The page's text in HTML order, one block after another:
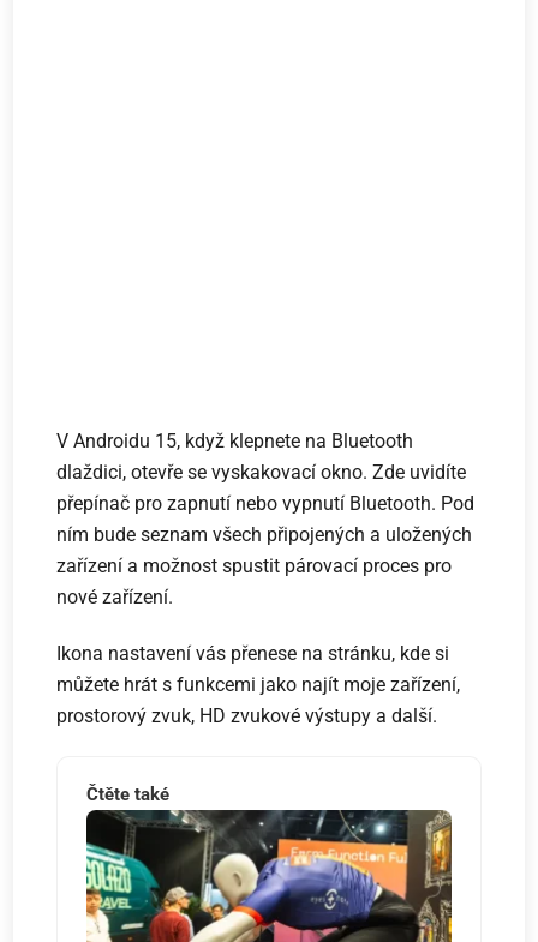
V Androidu 15, když klepnete na Bluetooth
dlaždici, otevře se vyskakovací okno. Zde uvidíte
přepínač pro zapnutí nebo vypnutí Bluetooth. Pod
ním bude seznam všech připojených a uložených
zařízení a možnost spustit párovací proces pro
nové zařízení.
Ikona nastavení vás přenese na stránku, kde si
můžete hrát s funkcemi jako najít moje zařízení,
prostorový zvuk, HD zvukové výstupy a další.
Čtěte také